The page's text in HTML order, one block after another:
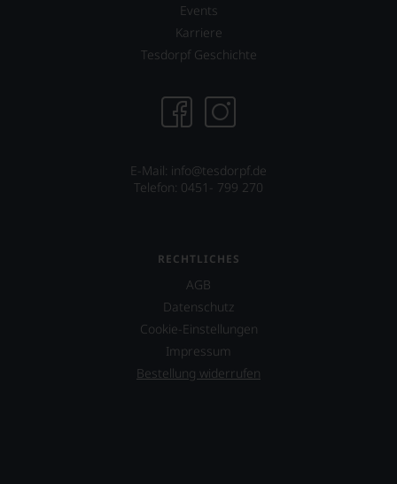
Events
Karriere
Tesdorpf Geschichte
E-Mail: info@tesdorpf.de
Telefon: 0451- 799 270
RECHTLICHES
AGB
Datenschutz
Cookie-Einstellungen
Impressum
Bestellung widerrufen